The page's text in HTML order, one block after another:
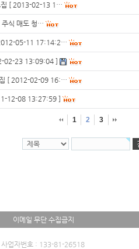
집 [ 2013-02-13 1…
주식 매도 청…
05-11 17:14:2…
02-23 13:09:04 ]
집 [ 2012-02-09 16:…
12-08 13:27:59 ]
1 2 3
이메일 무단 수집금지
업자번호 : 133-81-26518